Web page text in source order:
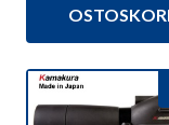
149,90 €.
129,90 €.